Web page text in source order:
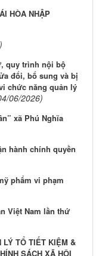
HÒA NHẬP
quy trình nội bộ
đổi, bổ sung và bị
chức năng quản lý
06/2026)
xã Phú Nghĩa
hành chính quyền
phẩm vi phạm
Việt Nam lần thứ
LÝ TỔ TIẾT KIỆM &
SÁCH XÃ HỘI